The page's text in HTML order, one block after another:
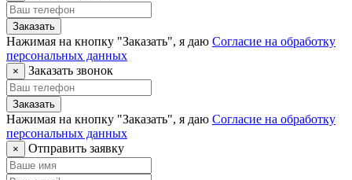
Заказать
Нажимая на кнопку "Заказать", я даю Согласие на обработку
персональных данных
× Заказать звонок
Заказать
Нажимая на кнопку "Заказать", я даю Согласие на обработку
персональных данных
× Отправить заявку